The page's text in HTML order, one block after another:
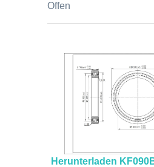
Offen
Herunterladen